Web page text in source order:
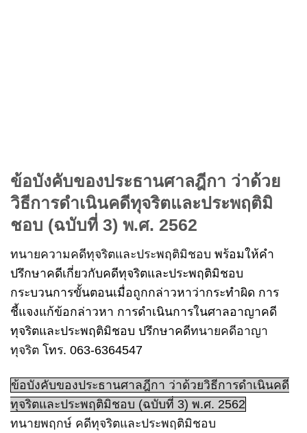
ข้อบังคับของประธานศาลฎีกา ว่าด้วย
วิธีการดำเนินคดีทุจริตและประพฤติมิ
ชอบ (ฉบับที่ 3) พ.ศ. 2562
ทนายความคดีทุจริตและประพฤติมิชอบ พร้อมให้คำ
ปรึกษาคดีเกี่ยวกับคดีทุจริตและประพฤติมิชอบ
กระบวนการขั้นตอนเมื่อถูกกล่าวหาว่ากระทำผิด การ
ชี้แจงแก้ข้อกล่าวหา การดำเนินการในศาลอาญาคดี
ทุจริตและประพฤติมิชอบ ปรึกษาคดีทนายคดีอาญา
ทุจริต โทร. 063-6364547
ข้อบังคับของประธานศาลฎีกา ว่าด้วยวิธีการดำเนินคดี
ทุจริตและประพฤติมิชอบ (ฉบับที่ 3) พ.ศ. 2562
ทนายพฤกษ์ คดีทุจริตและประพฤติมิชอบ